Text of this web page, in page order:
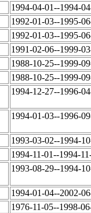
1994-04-01--1994-
1992-01-03--1995-
1992-01-03--1995-
1991-02-06--1999-
1988-10-25--1999-
1988-10-25--1999-
1994-12-27--1996-
1994-01-03--1996-
1993-03-02--1994-
1994-11-01--1994-
1993-08-29--1994-
1994-01-04--2002-
1976-11-05--1998-